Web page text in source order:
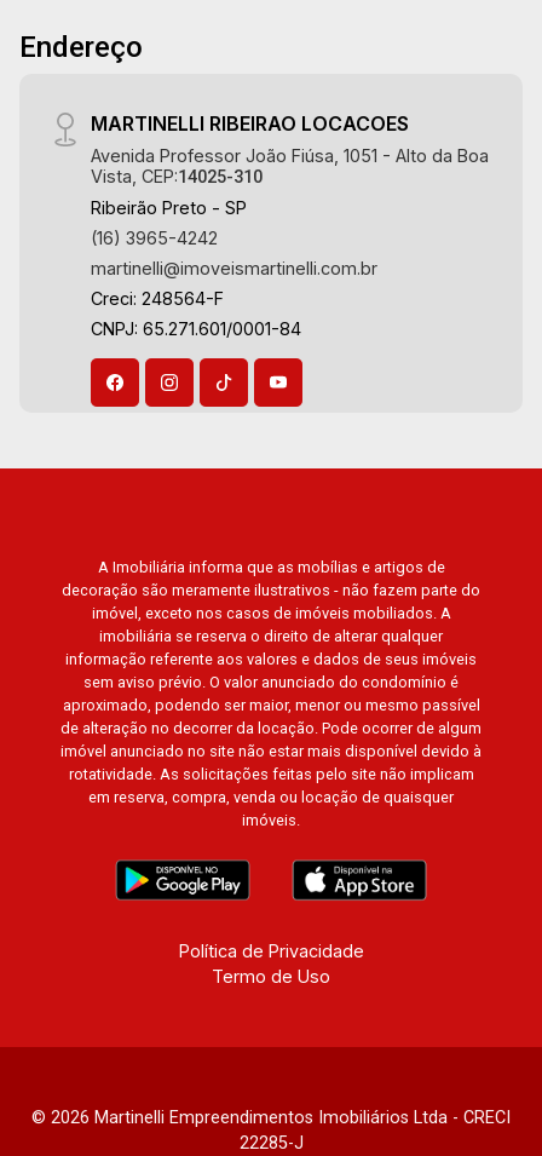
Endereço
MARTINELLI RIBEIRAO LOCACOES
Avenida Professor João Fiúsa, 1051 - Alto da Boa
Vista, CEP:14025-310
Ribeirão Preto - SP
(16) 3965-4242
martinelli@imoveismartinelli.com.br
Creci: 248564-F
CNPJ: 65.271.601/0001-84
A Imobiliária informa que as mobílias e artigos de
decoração são meramente ilustrativos - não fazem parte do
imóvel, exceto nos casos de imóveis mobiliados. A
imobiliária se reserva o direito de alterar qualquer
informação referente aos valores e dados de seus imóveis
sem aviso prévio. O valor anunciado do condomínio é
aproximado, podendo ser maior, menor ou mesmo passível
de alteração no decorrer da locação. Pode ocorrer de algum
imóvel anunciado no site não estar mais disponível devido à
rotatividade. As solicitações feitas pelo site não implicam
em reserva, compra, venda ou locação de quaisquer
imóveis.
Política de Privacidade
Termo de Uso
© 2026 Martinelli Empreendimentos Imobiliários Ltda - CRECI
22285-J